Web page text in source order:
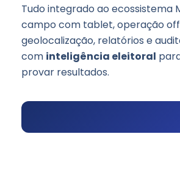
Tudo integrado ao ecossistema
campo com tablet, operação
geolocalização, relatórios e
com inteligência eleitoral
provar resultados.